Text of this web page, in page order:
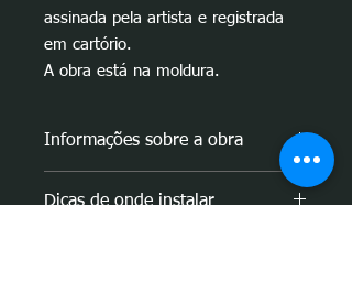
assinada pela artista e registrada
em cartório.
A obra está na moldura.
Informações sobre a obra
A obra"Encantamento", foi feita pela
Dicas de onde instalar